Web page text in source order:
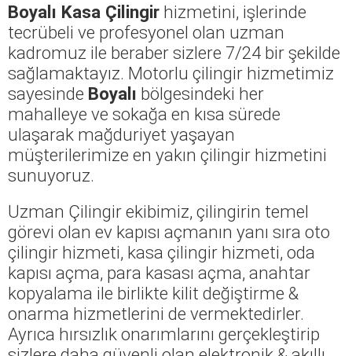
Boyalı Kasa Çilingir hizmetini, işlerinde
tecrübeli ve profesyonel olan uzman
kadromuz ile beraber sizlere 7/24 bir şekilde
sağlamaktayız. Motorlu çilingir hizmetimiz
sayesinde Boyalı bölgesindeki her
mahalleye ve sokağa en kısa sürede
ulaşarak mağduriyet yaşayan
müşterilerimize en yakın çilingir hizmetini
sunuyoruz.
Uzman Çilingir ekibimiz, çilingirin temel
görevi olan ev kapısı açmanın yanı sıra oto
çilingir hizmeti, kasa çilingir hizmeti, oda
kapısı açma, para kasası açma, anahtar
kopyalama ile birlikte kilit değiştirme &
onarma hizmetlerini de vermektedirler.
Ayrıca hırsızlık onarımlarını gerçekleştirip